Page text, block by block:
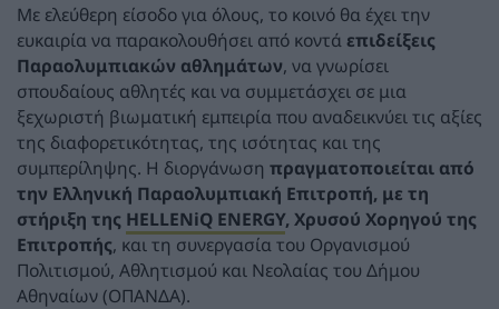
Με ελεύθερη είσοδο για όλους, το κοινό θα έχει την
ευκαιρία να παρακολουθήσει από κοντάεπιδείξεις
Παραολυμπιακών αθλημάτων, να γνωρίσει
σπουδαίους αθλητές και να συμμετάσχει σε μια
ξεχωριστή βιωματική εμπειρία που αναδεικνύει τις αξίες
της διαφορετικότητας, της ισότητας και της
συμπερίληψης. Η διοργάνωση πραγματοποιείται από
την Ελληνική Παραολυμπιακή Επιτροπή, με τη
στήριξη της HELLENiQ ENERGY, Χρυσού Χορηγού της
Επιτροπής, και τη συνεργασία του Οργανισμού
Πολιτισμού, Αθλητισμού και Νεολαίας του Δήμου
Αθηναίων (ΟΠΑΝΔΑ).